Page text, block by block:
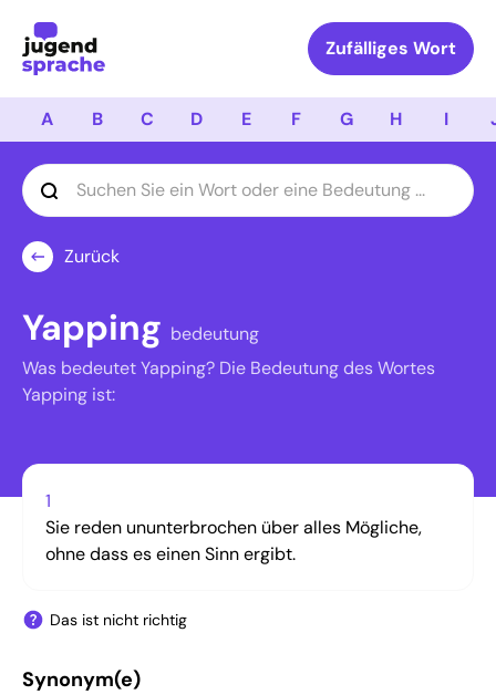
Zufälliges Wort
A B C D E F G H I
Zurück
Yapping bedeutung
Was bedeutet Yapping? Die Bedeutung des Wortes
Yapping ist:
1
Sie reden ununterbrochen über alles Mögliche,
ohne dass es einen Sinn ergibt.
Das ist nicht richtig
Synonym(e)